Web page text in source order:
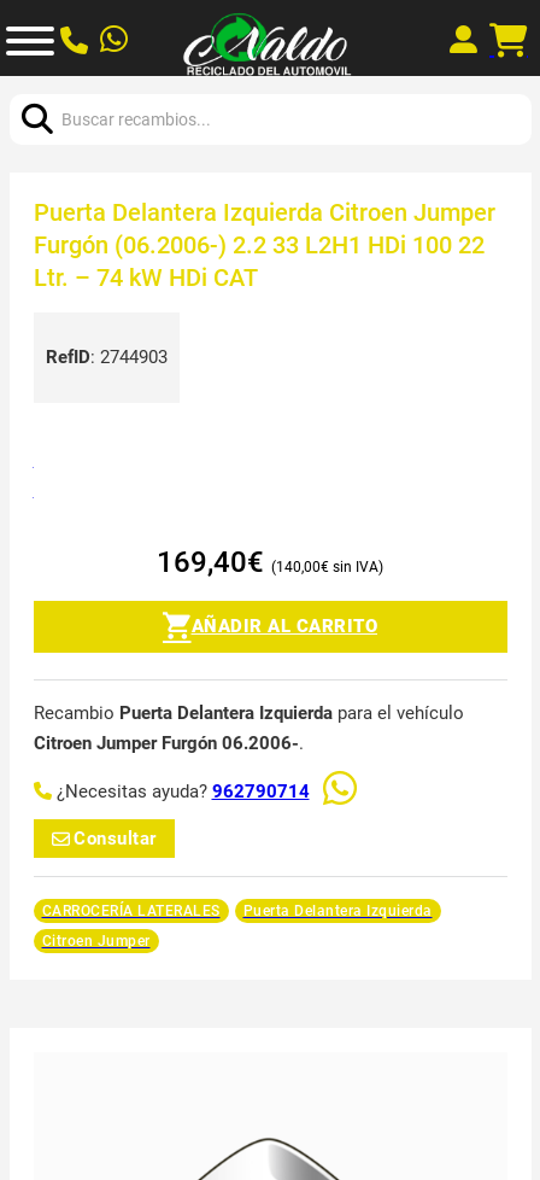
Puerta Delantera Izquierda Citroen Jumper
Furgón (06.2006-) 2.2 33 L2H1 HDi 100 22
Ltr. – 74 kW HDi CAT
RefID: 2744903
169,40€ 140,00€
AÑADIR AL CARRITO
Recambio Puerta Delantera Izquierdapara el vehículo
Citroen Jumper Furgón 06.2006-.
¿Necesitas ayuda? 962790714
Consultar
CARROCERÍA LATERALES
Puerta Delantera Izquierda
Citroen Jumper